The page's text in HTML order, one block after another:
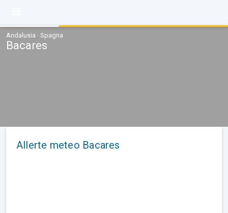
Andalusia · Spagna
Bacares
Allerte meteo Bacares